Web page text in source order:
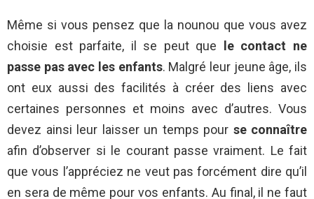
Même si vous pensez que la nounou que vous avez
choisie est parfaite, il se peut que
le contact ne
passe pas avec les enfants. Malgré leur jeune âge, ils
ont eux aussi des facilités à créer des liens avec
certaines personnes et moins avec d’autres. Vous
devez ainsi leur laisser un temps pour se connaître
afin d’observer si le courant passe vraiment. Le fait
que vous l’appréciez ne veut pas forcément dire qu’il
en sera de même pour vos enfants. Au final, il ne faut